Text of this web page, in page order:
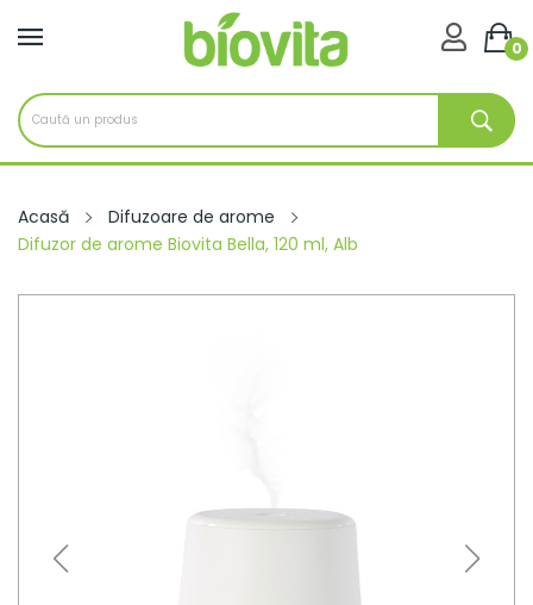
0

Acasă
Difuzoare de arome
Difuzor de arome Biovita Bella, 120 ml, Alb